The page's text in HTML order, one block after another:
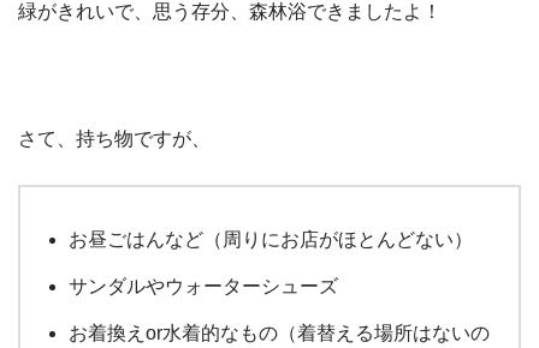
緑がきれいで、思う存分、森林浴できましたよ！
さて、持ち物ですが、
お昼ごはんなど（周りにお店がほとんどない）
サンダルやウォーターシューズ
お着換えor水着的なもの（着替える場所はないの